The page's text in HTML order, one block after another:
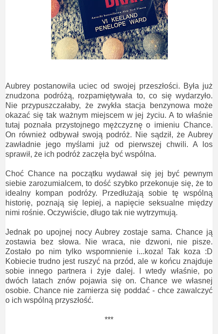
Aubrey postanowiła uciec od swojej przeszłości. Była już
znudzona podróżą, rozpamiętywała to, co się wydarzyło.
Nie przypuszczałaby, że zwykła stacja benzynowa może
okazać się tak ważnym miejscem w jej życiu. A to właśnie
tutaj poznała przystojnego mężczyznę o imieniu Chance.
On również odbywał swoją podróż. Nie sądził, że Aubrey
zawładnie jego myślami już od pierwszej chwili. A los
sprawił, że ich podróż zaczęła być wspólna.
Choć Chance na początku wydawał się jej być pewnym
siebie zarozumialcem, to dość szybko przekonuje się, że to
idealny kompan podróży. Przedłużają sobie tę wspólną
historię, poznają się lepiej, a napięcie seksualne między
nimi rośnie. Oczywiście, długo tak nie wytrzymują.
Jednak po upojnej nocy Aubrey zostaje sama. Chance ją
zostawia bez słowa. Nie wraca, nie dzwoni, nie pisze.
Zostało po nim tylko wspomnienie i...koza! Tak koza :D
Kobiecie trudno jest ruszyć na przód, ale w końcu znajduje
sobie innego partnera i żyje dalej. I wtedy właśnie, po
dwóch latach znów pojawia się on. Chance we własnej
osobie. Chance nie zamierza się poddać - chce zawalczyć
o ich wspólną przyszłość.
***